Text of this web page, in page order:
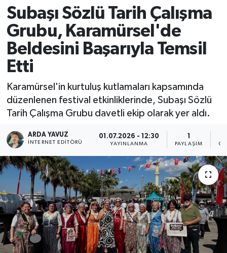
Subaşı Sözlü Tarih Çalışma
Grubu, Karamürsel'de
Beldesini Başarıyla Temsil
Etti
Karamürsel'in kurtuluş kutlamaları kapsamında
düzenlenen festival etkinliklerinde, Subaşı Sözlü
Tarih Çalışma Grubu davetli ekip olarak yer aldı.
ARDA YAVUZ
İNTERNET EDITÖRÜ
01.07.2026 - 12:30
YAYINLANMA
1
PAYLAŞIM
BİLİM VE TEKNOLOJİ
ASAYİŞ
SAĞLIK
SPOR
ULUSAL
İLÇELERİMİZ
RESMİ İLAN
Tüm Manşetler
Son Dakika Haberleri
Haber Arşivi